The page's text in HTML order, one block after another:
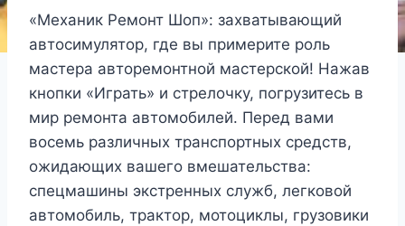
«Механик Ремонт Шоп»: захватывающий
автосимулятор, где вы примерите роль
мастера авторемонтной мастерской! Нажав
кнопки «Играть» и стрелочку, погрузитесь в
мир ремонта автомобилей. Перед вами
восемь различных транспортных средств,
ожидающих вашего вмешательства:
спецмашины экстренных служб, легковой
автомобиль, трактор, мотоциклы, грузовики